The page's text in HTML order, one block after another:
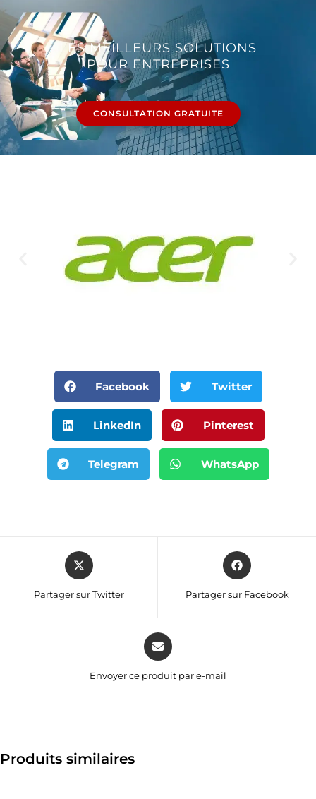
LES MEILLEURS SOLUTIONS
POUR ENTREPRISES
CONSULTATION GRATUITE
Facebook Twitter
LinkedIn Pinterest
Telegram WhatsApp
Partager sur Twitter Partager sur Facebook
Envoyer ce produit par e-mail
Produits similaires